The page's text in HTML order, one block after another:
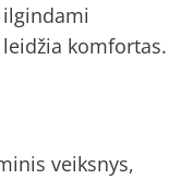
komfortas.
veiksnys,